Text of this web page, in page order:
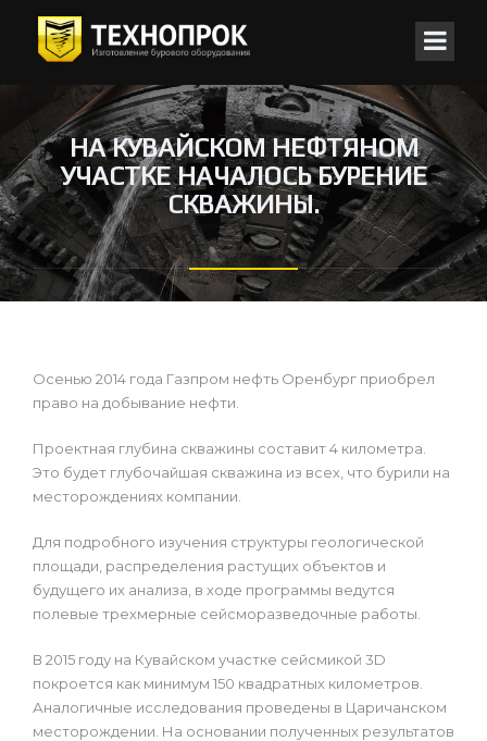
НА КУВАЙСКОМ НЕФТЯНОМ
УЧАСТКЕ НАЧАЛОСЬ БУРЕНИЕ
СКВАЖИНЫ.
Осенью 2014 года Газпром нефть Оренбург приобрел
право на добывание нефти.
Проектная глубина скважины составит 4 километра.
Это будет глубочайшая скважина из всех, что бурили на
месторождениях компании.
Для подробного изучения структуры геологической
площади, распределения растущих объектов и
будущего их анализа, в ходе программы ведутся
полевые трехмерные сейсморазведочные работы.
В 2015 году на Кувайском участке сейсмикой 3D
покроется как минимум 150 квадратных километров.
Аналогичные исследования проведены в Царичанском
месторождении. На основании полученных результатов